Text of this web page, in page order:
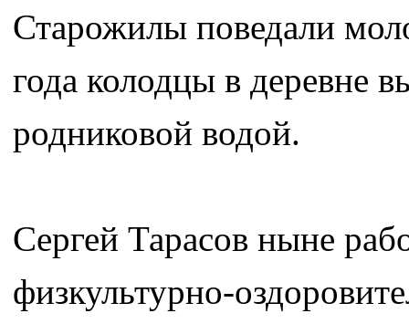
Старожилы поведали
года колодцы в деревне
родниковой водой.
Сергей Тарасов ныне
физкультурно-